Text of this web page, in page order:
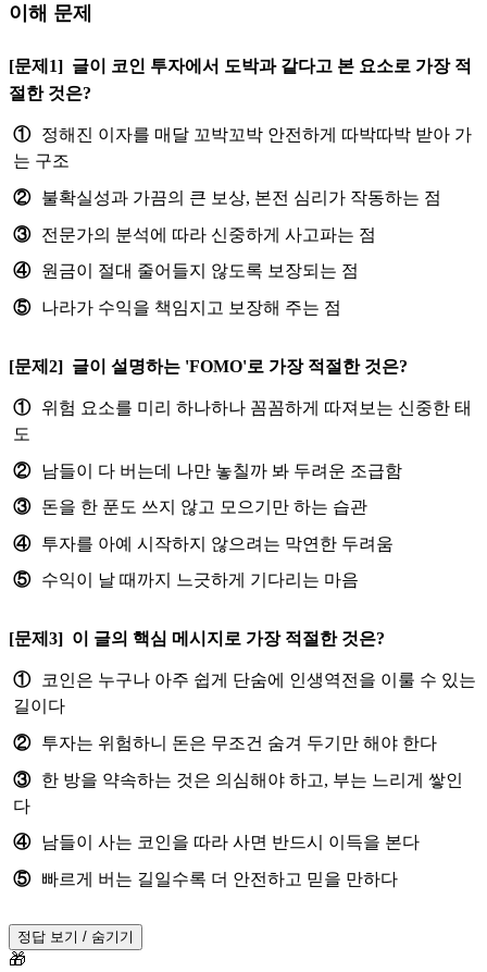
이해 문제
[문제1] 글이 코인 투자에서 도박과 같다고 본 요소로 가장 적
절한 것은?
①
정해진 이자를 매달 꼬박꼬박 안전하게 따박따박 받아 가
는 구조
②
불확실성과 가끔의 큰 보상, 본전 심리가 작동하는 점
③
전문가의 분석에 따라 신중하게 사고파는 점
④
원금이 절대 줄어들지 않도록 보장되는 점
⑤
나라가 수익을 책임지고 보장해 주는 점
[문제2] 글이 설명하는 'FOMO'로 가장 적절한 것은?
①
위험 요소를 미리 하나하나 꼼꼼하게 따져보는 신중한 태
도
②
남들이 다 버는데 나만 놓칠까 봐 두려운 조급함
③
돈을 한 푼도 쓰지 않고 모으기만 하는 습관
④
투자를 아예 시작하지 않으려는 막연한 두려움
⑤
수익이 날 때까지 느긋하게 기다리는 마음
[문제3] 이 글의 핵심 메시지로 가장 적절한 것은?
①
코인은 누구나 아주 쉽게 단숨에 인생역전을 이룰 수 있는
길이다
②
투자는 위험하니 돈은 무조건 숨겨 두기만 해야 한다
③
한 방을 약속하는 것은 의심해야 하고, 부는 느리게 쌓인
다
④
남들이 사는 코인을 따라 사면 반드시 이득을 본다
⑤
빠르게 버는 길일수록 더 안전하고 믿을 만하다
정답 보기 / 숨기기
🎁